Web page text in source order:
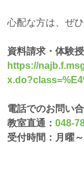
心配な方は、ぜ
資料請求・体験
https://
電話でのお問い
教室直通： 048-
受付時間：月曜